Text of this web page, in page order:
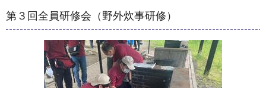
第３回全員研修会（野外炊事研修）